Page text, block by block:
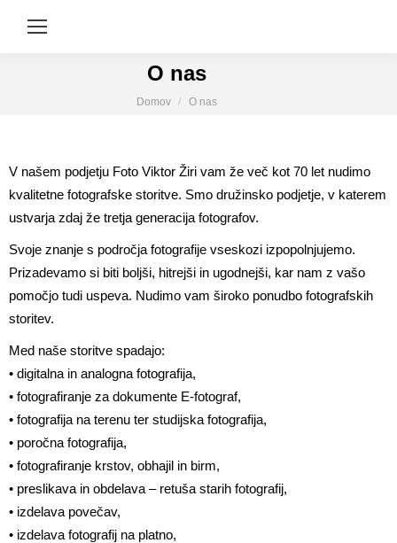
O nas
You are here:
Domov O nas
V našem podjetju Foto Viktor Žiri vam že več kot 70 let nudimo
kvalitetne fotografske storitve. Smo družinsko podjetje, v katerem
ustvarja zdaj že tretja generacija fotografov.
Svoje znanje s področja fotografije vseskozi izpopolnjujemo.
Prizadevamo si biti boljši, hitrejši in ugodnejši, kar nam z vašo
pomočjo tudi uspeva. Nudimo vam široko ponudbo fotografskih
storitev.
Med naše storitve spadajo:
• digitalna in analogna fotografija,
• fotografiranje za dokumente E-fotograf,
• fotografija na terenu ter studijska fotografija,
• poročna fotografija,
• fotografiranje krstov, obhajil in birm,
• preslikava in obdelava – retuša starih fotografij,
• izdelava povečav,
• izdelava fotografij na platno,